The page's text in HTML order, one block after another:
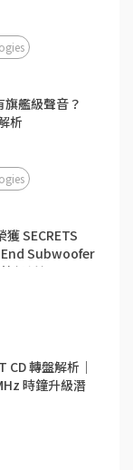
艦級聲音？
析
SECRETS
Subwoofer
級低頻
CD 轉盤解析｜
時鐘升級潛